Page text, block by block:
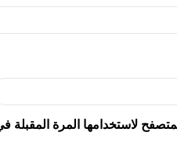
لاستخدامها المرة المقبلة